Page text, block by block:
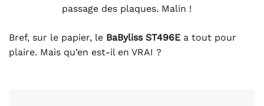
passage des plaques. Malin !
Bref, sur le papier, le BaByliss ST496E a tout pour
plaire. Mais qu’en est-il en VRAI ?